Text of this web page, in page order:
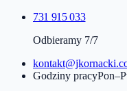
731 915 033
Odbieramy 7/7
Godziny pracy